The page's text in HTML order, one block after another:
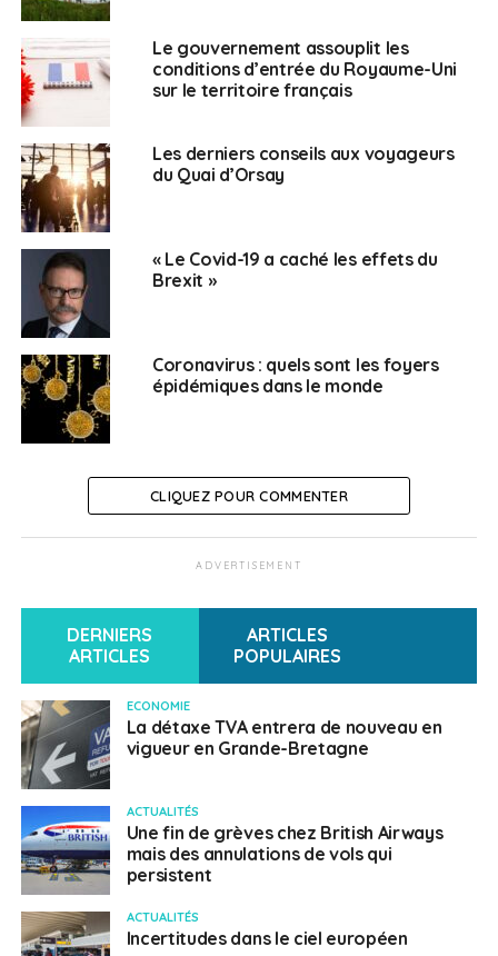
Le gouvernement assouplit les
conditions d’entrée du Royaume-Uni
sur le territoire français
Les derniers conseils aux voyageurs
du Quai d’Orsay
« Le Covid-19 a caché les effets du
Brexit »
Coronavirus : quels sont les foyers
épidémiques dans le monde
CLIQUEZ POUR COMMENTER
ADVERTISEMENT
DERNIERS
ARTICLES
ARTICLES
POPULAIRES
ECONOMIE
La détaxe TVA entrera de nouveau en
vigueur en Grande-Bretagne
ACTUALITÉS
Une fin de grèves chez British Airways
mais des annulations de vols qui
persistent
ACTUALITÉS
Incertitudes dans le ciel européen